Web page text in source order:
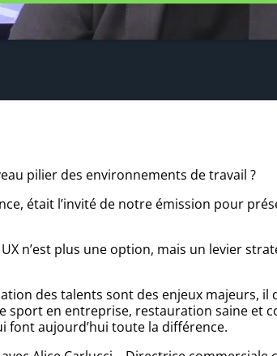
pilier des environnements de travail ?
était l’invité de notre émission pour
n’est plus une option, mais un levier
des talents sont des enjeux majeurs, il
sport en entreprise, restauration saine et
font aujourd’hui toute la différence.